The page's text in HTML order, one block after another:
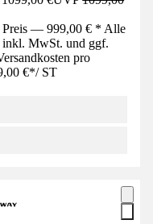
Preis — 999,00 € * Alle
inkl. MwSt. und ggf.
pro
€*/ ST